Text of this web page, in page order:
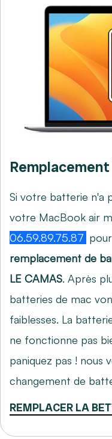
Si votre batterie n'a
votre MacBook air
06.59.89.75.87
remplacement de
LE CAMAS. Après
batteries de mac
faiblesses. La
ne fonctionne pas
paniquez pas ! nous
changement de
REMPLACER LA